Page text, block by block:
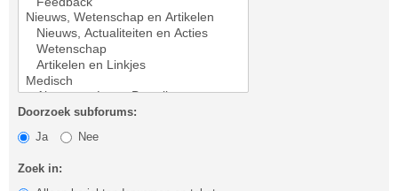
Doorzoek subforums:
Ja
Nee
Zoek in: